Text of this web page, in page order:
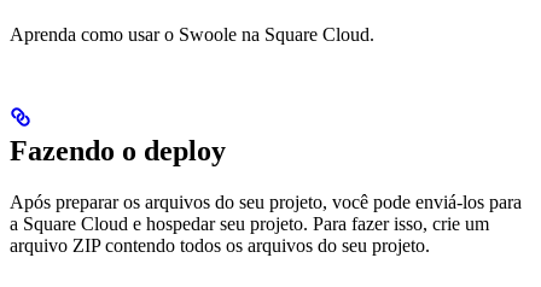
Aprenda como usar o Swoole na Square Cloud.
Fazendo o deploy
Após preparar os arquivos do seu projeto, você pode enviá-los para
a Square Cloud e hospedar seu projeto. Para fazer isso, crie um
arquivo ZIP contendo todos os arquivos do seu projeto.